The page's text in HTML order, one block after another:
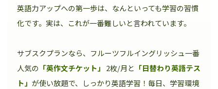
英語力アップへの第一歩は、なんといっても学習の習慣
化です。実は、これが一番難しいと言われています。
サブスクプランなら、フルーツフルイングリッシュ一番
人気の 「英作文チケット」 2枚/月と 「日替わり英語テス
ト」 が使い放題で、しっかり英語学習！毎日、学習環境